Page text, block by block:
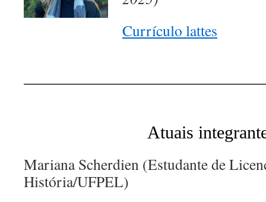
Currículo lattes
Atuais
Mariana Scherdien (Estudante de
História/UFPEL)